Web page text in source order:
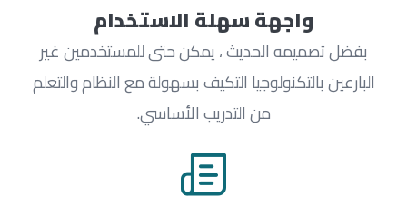
واجهة سهلة الاستخدام
بفضل تصميمه الحديث ، يمكن حتى للمستخدمين غير
البارعين بالتكنولوجيا التكيف بسهولة مع النظام والتعلم
من التدريب الأساسي.